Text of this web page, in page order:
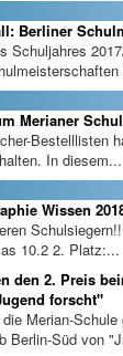
Berliner
Schuljahres
Merianer
Bestelllisten
In diesem...
Wissen
Schulsiegern!!
10.2 2. Platz:...
den 2. Preis
forscht"
Merian-
Berlin-Süd von